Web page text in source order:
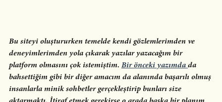
Bu siteyi oluştururken temelde kendi gözlemlerimden ve
deneyimlerimden yola çıkarak yazılar yazacağım bir
platform olmasını çok istemiştim. Bir önceki yazımda da
bahsettiğim gibi bir diğer amacım da alanında başarılı olmuş
insanlarla minik sohbetler gerçekleştirip bunları size